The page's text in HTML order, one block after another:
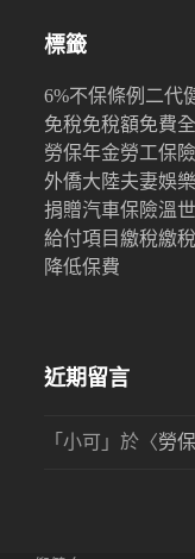
標籤
6%不保條例 二代
免稅免稅額免費
勞保年金勞工保險
外僑大陸夫妻娛
捐贈汽車保險溫
給付項目繳稅繳
降低保費
近期留言
「小可 」於〈勞